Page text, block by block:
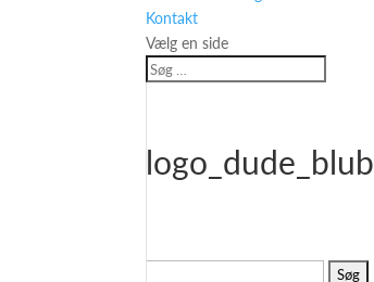
Kontakt
Vælg en side
logo_dude_blub